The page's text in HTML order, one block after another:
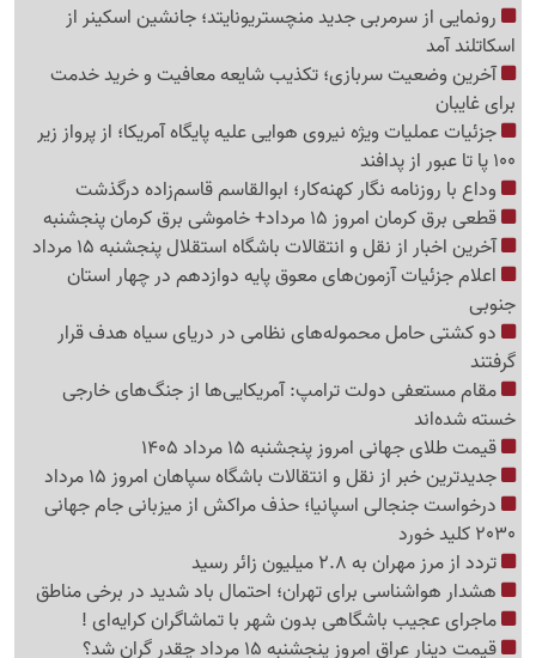
رونمایی از سرمربی جدید منچستریونایتد؛ جانشین اسکینر از
اسکاتلند آمد
آخرین وضعیت سربازی؛ تکذیب شایعه معافیت و خرید خدمت
برای غایبان
جزئیات عملیات ویژه نیروی هوایی علیه پایگاه آمریکا؛ از پرواز زیر
100 پا تا عبور از پدافند
وداع با روزنامه نگار کهنه‌کار؛ ابوالقاسم قاسم‌زاده درگذشت
قطعی برق کرمان امروز 15 مرداد+ خاموشی برق کرمان پنجشنبه
آخرین اخبار از نقل و انتقالات باشگاه استقلال پنجشنبه 15 مرداد
اعلام جزئیات آزمون‌های معوق پایه دوازدهم در چهار استان
جنوبی
دو کشتی حامل محموله‌های نظامی در دریای سیاه هدف قرار
گرفتند
مقام مستعفی دولت ترامپ: آمریکایی‌ها از جنگ‌های خارجی
خسته شده‌اند
قیمت طلای جهانی امروز پنجشنبه 15 مرداد 1405
جدیدترین خبر از نقل و انتقالات باشگاه سپاهان امروز 15 مرداد
درخواست جنجالی اسپانیا؛ حذف مراکش از میزبانی جام جهانی
2030 کلید خورد
تردد از مرز مهران به 2.8 میلیون زائر رسید
هشدار هواشناسی برای تهران؛ احتمال باد شدید در برخی مناطق
ماجرای عجیب باشگاهی بدون شهر با تماشاگران کرایه‌ای !
قیمت دینار عراق امروز پنجشنبه 15 مرداد چقدر گران شد؟